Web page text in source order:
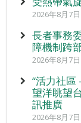
2026年8月7
長者事務
障機制跨
2026年8月7
“活力社區
望洋眺望
訊推廣
2026年8月7